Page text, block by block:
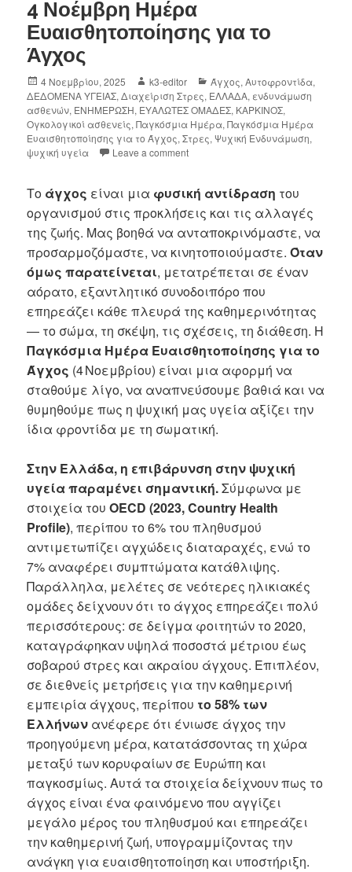
4 Νοέμβρη Ημέρα
Ευαισθητοποίησης για το
Άγχος
4 Νοεμβρίου, 2025 k3-editor Άγχος,Αυτοφροντίδα,
ΔΕΔΟΜΕΝΑ ΥΓΕΙΑΣ,Διαχείριση Στρες, ΕΛΛΑΔΑ, ενδυνάμωση
ασθενών, ΕΝΗΜΕΡΩΣΗ, ΕΥΑΛΩΤΕΣ ΟΜΑΔΕΣ, ΚΑΡΚΙΝΟΣ,
Ογκολογικοί ασθενείς,Παγκόσμια Ημέρα,Παγκόσμια Ημέρα
Ευαισθητοποίησης για το Άγχος,Στρες,Ψυχική Ενδυνάμωση,
ψυχική υγεία
Leave a comment
Το άγχος είναι μια φυσική αντίδραση του
οργανισμού στις προκλήσεις και τις αλλαγές
της ζωής. Μας βοηθά να ανταποκρινόμαστε, να
προσαρμοζόμαστε, να κινητοποιούμαστε.Όταν
όμως παρατείνεται, μετατρέπεται σε έναν
αόρατο, εξαντλητικό συνοδοιπόρο που
επηρεάζει κάθε πλευρά της καθημερινότητας
— το σώμα, τη σκέψη, τις σχέσεις, τη διάθεση. Η
Παγκόσμια Ημέρα Ευαισθητοποίησης για το
Άγχος (4 Νοεμβρίου) είναι μια αφορμή να
σταθούμε λίγο, να αναπνεύσουμε βαθιά και να
θυμηθούμε πως η ψυχική μας υγεία αξίζει την
ίδια φροντίδα με τη σωματική.
Στην Ελλάδα, η επιβάρυνση στην ψυχική
υγεία παραμένει σημαντική.Σύμφωνα με
στοιχεία τουOECD (2023, Country Health
Profile), περίπου το 6% του πληθυσμού
αντιμετωπίζει αγχώδεις διαταραχές, ενώ το
7% αναφέρει συμπτώματα κατάθλιψης.
Παράλληλα, μελέτες σε νεότερες ηλικιακές
ομάδες δείχνουν ότι το άγχος επηρεάζει πολύ
περισσότερους: σε δείγμα φοιτητών το 2020,
καταγράφηκαν υψηλά ποσοστά μέτριου έως
σοβαρού στρες και ακραίου άγχους. Επιπλέον,
σε διεθνείς μετρήσεις για την καθημερινή
εμπειρία άγχους, περίπου το 58% των
Ελλήνων ανέφερε ότι ένιωσε άγχος την
προηγούμενη μέρα, κατατάσσοντας τη χώρα
μεταξύ των κορυφαίων σε Ευρώπη και
παγκοσμίως. Αυτά τα στοιχεία δείχνουν πως το
άγχος είναι ένα φαινόμενο που αγγίζει
μεγάλο μέρος του πληθυσμού και επηρεάζει
την καθημερινή ζωή, υπογραμμίζοντας την
ανάγκη για ευαισθητοποίηση και υποστήριξη.